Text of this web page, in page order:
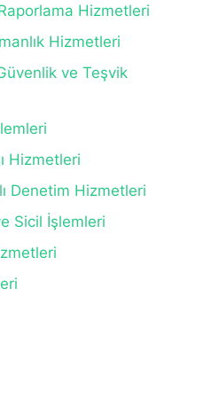
Hizmetleri
Hizmetleri
ve Teşvik
Hizmetleri
Denetim Hizmetleri
Sicil İşlemleri